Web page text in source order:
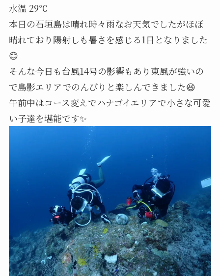
水温 29℃
本日の石垣島は晴れ時々雨なお天気でしたがほぼ
晴れており陽射しも暑さを感じる1日となりました
😊
そんな今日も台風14号の影響もあり東風が強いの
で島影エリアでのんびりと楽しんできました😆
午前中はコース変えでハナゴイエリアで小さな可愛
い子達を堪能です✨️